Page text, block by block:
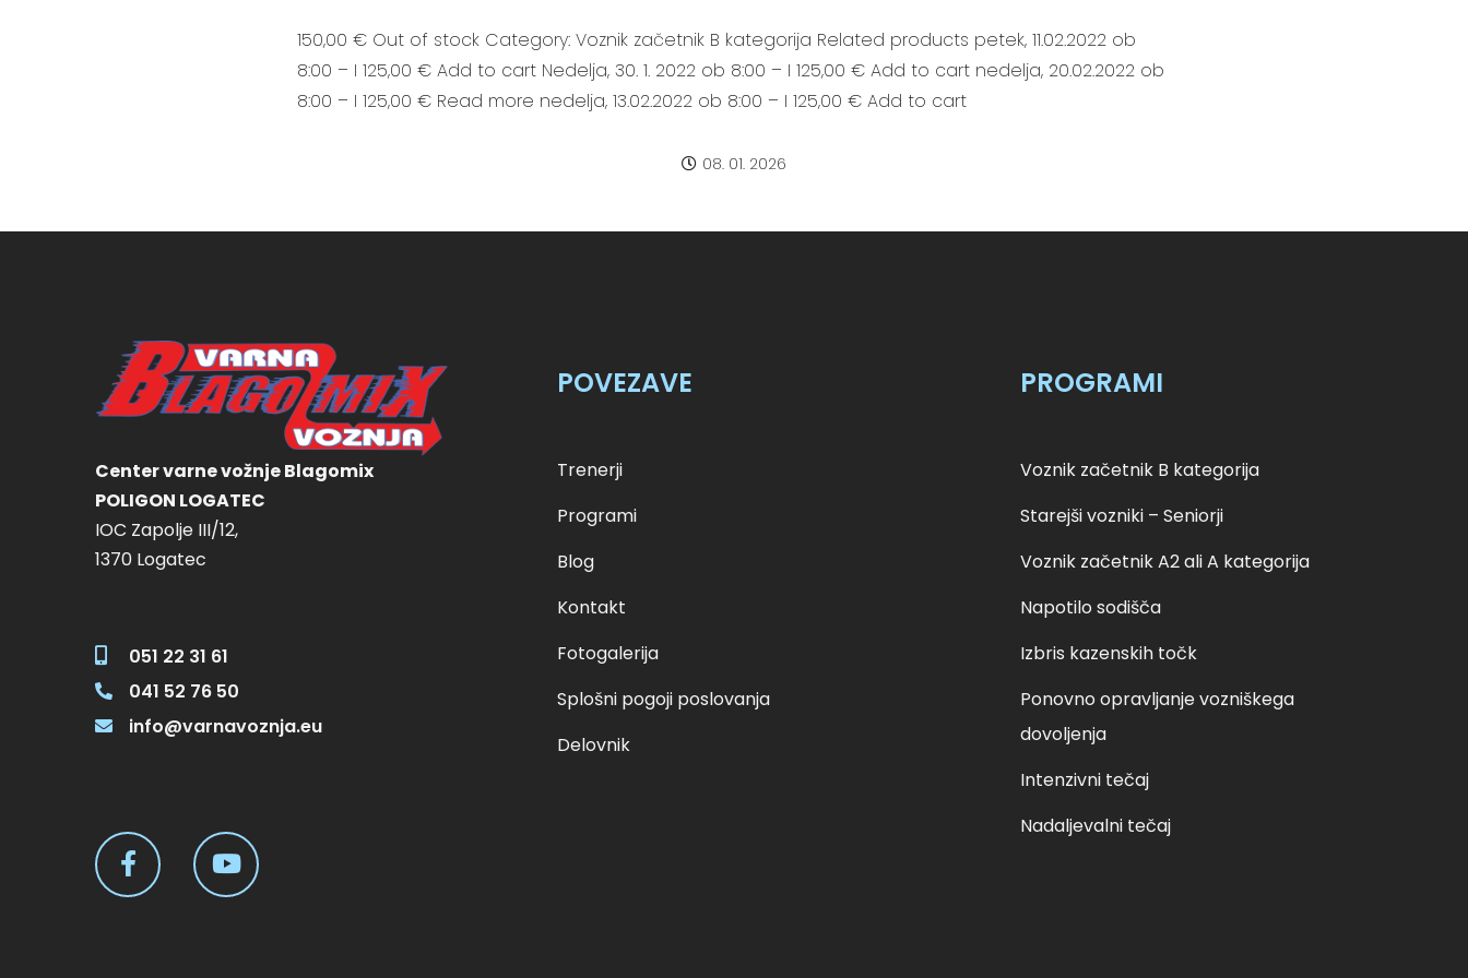
150,00 € Out of stock Category: Voznik začetnik B kategorija Related products petek, 11.02.2022 ob
8:00 – I 125,00 € Add to cart Nedelja, 30. 1. 2022 ob 8:00 – I 125,00 € Add to cart nedelja, 20.02.2022 ob
8:00 – I 125,00 € Read more nedelja, 13.02.2022 ob 8:00 – I 125,00 € Add to cart
08. 01. 2026
Center varne vožnje Blagomix
POLIGON LOGATEC
IOC Zapolje III/12,
1370 Logatec
051 22 31 61
041 52 76 50
info@varnavoznja.eu
POVEZAVE
Trenerji
Programi
Blog
Kontakt
Fotogalerija
Splošni pogoji poslovanja
Delovnik
PROGRAMI
Voznik začetnik B kategorija
Starejši vozniki – Seniorji
Voznik začetnik A2 ali A kategorija
Napotilo sodišča
Izbris kazenskih točk
Ponovno opravljanje vozniškega
dovoljenja
Intenzivni tečaj
Nadaljevalni tečaj